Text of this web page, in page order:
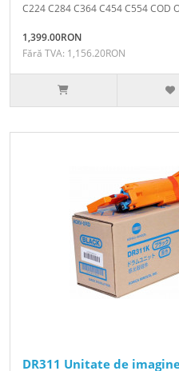
C224 C284 C364 C454 C554 COD
1,399.00RON
Fără TVA: 1,156.20RON
DR311 Unitate de